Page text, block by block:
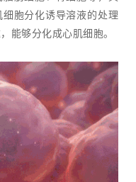
胞分化诱导溶液的处理
能够分化成心肌细胞。